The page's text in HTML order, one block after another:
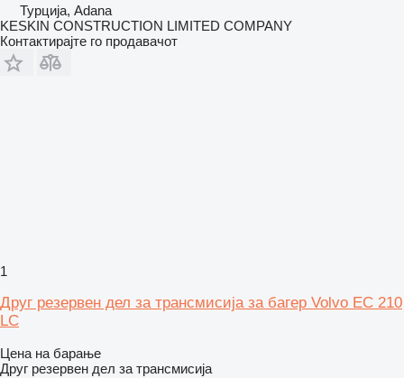
Турција, Adana
KESKIN CONSTRUCTION LIMITED COMPANY
Контактирајте го продавачот
1
Друг резервен дел за трансмисија за багер Volvo EC 210
LC
Цена на барање
Друг резервен дел за трансмисија